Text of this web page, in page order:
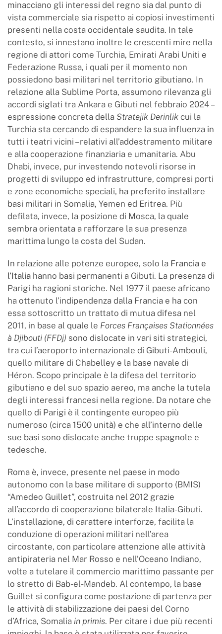
minacciano gli interessi del regno sia dal punto di
vista commerciale sia rispetto ai copiosi investimenti
presenti nella costa occidentale saudita. In tale
contesto, si innestano inoltre le crescenti mire nella
regione di attori come Turchia, Emirati Arabi Uniti e
Federazione Russa, i quali per il momento non
possiedono basi militari nel territorio gibutiano. In
relazione alla Sublime Porta, assumono rilevanza gli
accordi siglati tra Ankara e Gibuti nel febbraio 2024 –
espressione concreta della Stratejik Derinlik cui la
Turchia sta cercando di espandere la sua influenza in
tutti i teatri vicini – relativi all’addestramento militare
e alla cooperazione finanziaria e umanitaria. Abu
Dhabi, invece, pur investendo notevoli risorse in
progetti di sviluppo ed infrastrutture, compresi porti
e zone economiche speciali, ha preferito installare
basi militari in Somalia, Yemen ed Eritrea. Più
defilata, invece, la posizione di Mosca, la quale
sembra orientata a rafforzare la sua presenza
marittima lungo la costa del Sudan.
In relazione alle potenze europee, solo la Francia e
l’Italia hanno basi permanenti a Gibuti. La presenza di
Parigi ha ragioni storiche. Nel 1977 il paese africano
ha ottenuto l’indipendenza dalla Francia e ha con
essa sottoscritto un trattato di mutua difesa nel
2011, in base al quale le Forces Françaises Stationnées
à Djibouti (FFDj) sono dislocate in vari siti strategici,
tra cui l’aeroporto internazionale di Gibuti-Ambouli,
quello militare di Chabelley e la base navale di
Héron. Scopo principale è la difesa del territorio
gibutiano e del suo spazio aereo, ma anche la tutela
degli interessi francesi nella regione. Da notare che
quello di Parigi è il contingente europeo più
numeroso (circa 1500 unità) e che all’interno delle
sue basi sono dislocate anche truppe spagnole e
tedesche.
Roma è, invece, presente nel paese in modo
autonomo con la base militare di supporto (BMIS)
“Amedeo Guillet”, costruita nel 2012 grazie
all’accordo di cooperazione bilaterale Italia-Gibuti.
L’installazione, di carattere interforze, facilita la
conduzione di operazioni militari nell’area
circostante, con particolare attenzione alle attività
antipirateria nel Mar Rosso e nell’Oceano Indiano,
volte a tutelare il commercio marittimo passante per
lo stretto di Bab-el-Mandeb. Al contempo, la base
Guillet si configura come postazione di partenza per
le attività di stabilizzazione dei paesi del Corno
d’Africa, Somalia in primis. Per citare i due più recenti